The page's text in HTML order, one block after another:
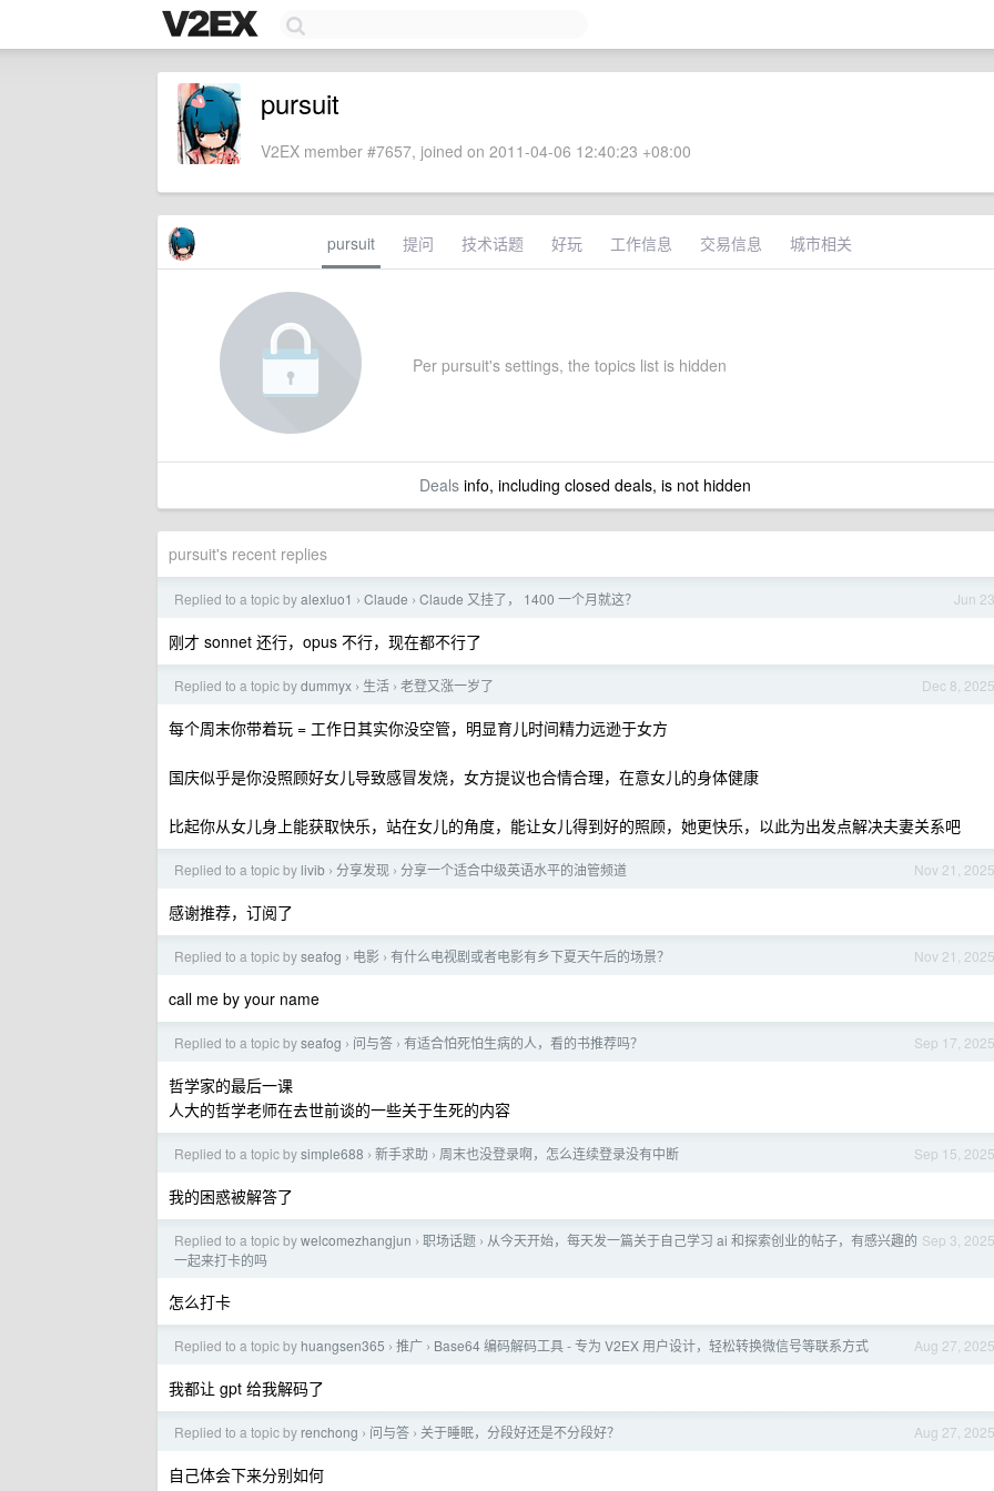
pursuit
V2EX member #7657, joined on 2011-04-06 12:40:23 +08:00
pursuit 提问 技术话题 好玩 工作信息 交易信息 城市相关
Per pursuit's settings, the topics list is hidden
Dealsinfo, including closed deals, is not hidden
pursuit's recent replies
Jun 23
Replied to a topic byalexluo1 › Claude › Claude 又挂了， 1400 一个月就这？
刚才 sonnet 还行，opus 不行，现在都不行了
Dec 8, 2025
Replied to a topic bydummyx › 生活 › 老登又涨一岁了
每个周末你带着玩 = 工作日其实你没空管，明显育儿时间精力远逊于女方
国庆似乎是你没照顾好女儿导致感冒发烧，女方提议也合情合理，在意女儿的身体健康
比起你从女儿身上能获取快乐，站在女儿的角度，能让女儿得到好的照顾，她更快乐，以此为出发点解决夫妻关系吧
Nov 21, 2025
Replied to a topic by livib › 分享发现 › 分享一个适合中级英语水平的油管频道
感谢推荐，订阅了
Nov 21, 2025
Replied to a topic byseafog › 电影 › 有什么电视剧或者电影有乡下夏天午后的场景？
call me by your name
Sep 17, 2025
Replied to a topic byseafog › 问与答 › 有适合怕死怕生病的人，看的书推荐吗？
哲学家的最后一课
人大的哲学老师在去世前谈的一些关于生死的内容
Sep 15, 2025
Replied to a topic bysimple688 › 新手求助 › 周末也没登录啊，怎么连续登录没有中断
我的困惑被解答了
Sep 3, 2025
Replied to a topic bywelcomezhangjun › 职场话题 › 从今天开始，每天发一篇关于自己学习 ai 和探索创业的帖子，有感兴趣的
一起来打卡的吗
怎么打卡
Aug 27, 2025
Replied to a topic by huangsen365 › 推广 › Base64 编码解码工具 - 专为 V2EX 用户设计，轻松转换微信号等联系方式
我都让 gpt 给我解码了
Aug 27, 2025
Replied to a topic by renchong › 问与答 › 关于睡眠，分段好还是不分段好？
自己体会下来分别如何